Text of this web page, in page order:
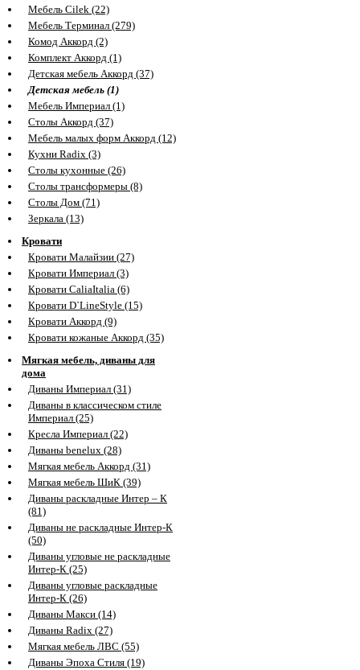
Мебель Cilek (22)
Мебель Терминал (279)
Комод Аккорд (2)
Комплект Аккорд (1)
Детская мебель Аккорд (37)
Детская мебель (1)
Мебель Империал (1)
Столы Аккорд (37)
Мебель малых форм Аккорд (12)
Кухни Radix (3)
Столы кухонные (26)
Столы трансформеры (8)
Столы Дом (71)
Зеркала (13)
Кровати
Кровати Малайзии (27)
Кровати Империал (3)
Кровати CaliaItalia (6)
Кровати D`LineStyle (15)
Кровати Аккорд (9)
Кровати кожаные Аккорд (35)
Мягкая мебель, диваны для
дома
Диваны Империал (31)
Диваны в классическом стиле
Империал (25)
Кресла Империал (22)
Диваны benelux (28)
Мягкая мебель Аккорд (31)
Мягкая мебель ШиК (39)
Диваны раскладные Интер – К
(81)
Диваны не раскладные Интер-К
(50)
Диваны угловые не раскладные
Интер-К (25)
Диваны угловые раскладные
Интер-К (26)
Диваны Макси (14)
Диваны Radix (27)
Мягкая мебель ЛВС (55)
Диваны Эпоха Стиля (19)